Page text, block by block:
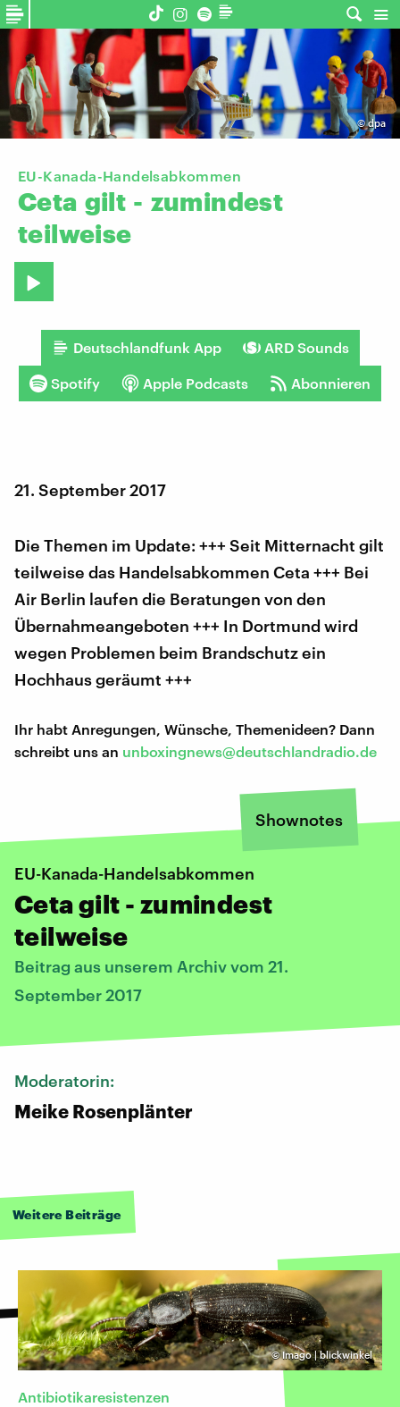
©dpa
EU-Kanada-Handelsabkommen
Ceta gilt - zumindest
teilweise
Deutschlandfunk App ARD Sounds
Spotify Apple Podcasts Abonnieren
21. September 2017
Die Themen im Update: +++ Seit Mitternacht gilt
teilweise das Handelsabkommen Ceta +++ Bei
Air Berlin laufen die Beratungen von den
Übernahmeangeboten +++ In Dortmund wird
wegen Problemen beim Brandschutz ein
Hochhaus geräumt +++
Ihr habt Anregungen, Wünsche, Themenideen? Dann
schreibt uns an unboxingnews@deutschlandradio.de
Shownotes
EU-Kanada-Handelsabkommen
Ceta gilt - zumindest
teilweise
Beitrag aus unserem Archiv vom 21.
September 2017
Moderatorin:
Meike Rosenplänter
Weitere Beiträge
©Imago | blickwinkel
Antibiotikaresistenzen